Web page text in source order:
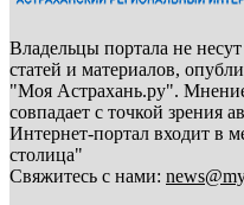
Владельцы портала не несут
статей и материалов,
"Моя Астрахань.ру". Мнение
совпадает с точкой зрения
Интернет-портал входит в
столица"
Свяжитесь с нами: